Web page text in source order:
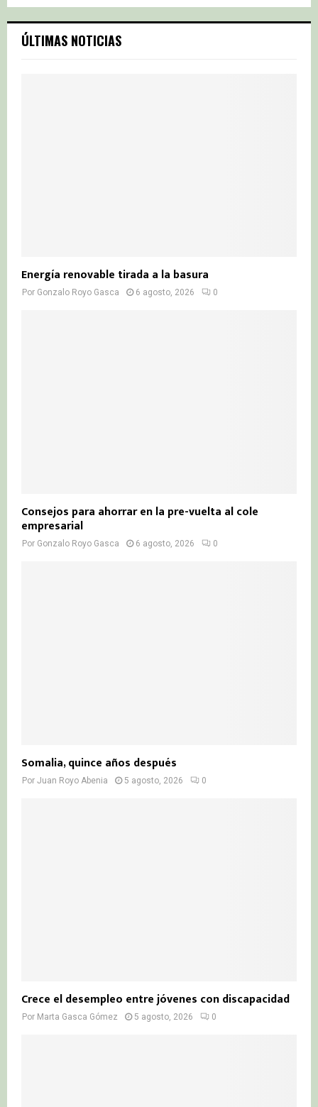
c
h
S
ÚLTIMAS NOTICIAS
Energía renovable tirada a la basura
Por Gonzalo Royo Gasca 6 agosto, 2026 0
Consejos para ahorrar en la pre-vuelta al cole
empresarial
Por Gonzalo Royo Gasca 6 agosto, 2026 0
Somalia, quince años después
Por Juan Royo Abenia 5 agosto, 2026 0
Crece el desempleo entre jóvenes con discapacidad
Por Marta Gasca Gómez 5 agosto, 2026 0